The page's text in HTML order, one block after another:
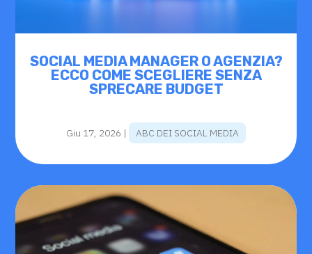
SOCIAL MEDIA MANAGER O AGENZIA?
ECCO COME SCEGLIERE SENZA
SPRECARE BUDGET
Giu 17, 2026 | ABC DEI SOCIAL MEDIA